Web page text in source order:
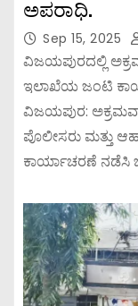
ಅಪರಾಧಿ.
Sep 15, 2025
ವಿಜಯಪುರದಲ್ಲಿ
ಇಲಾಖೆಯ ಜಂಟಿ
ವಿಜಯಪುರ:
ಪೊಲೀಸರು ಮತ್ತು
ಕಾರ್ಯಾಚರಣೆ ನಡೆಸಿ